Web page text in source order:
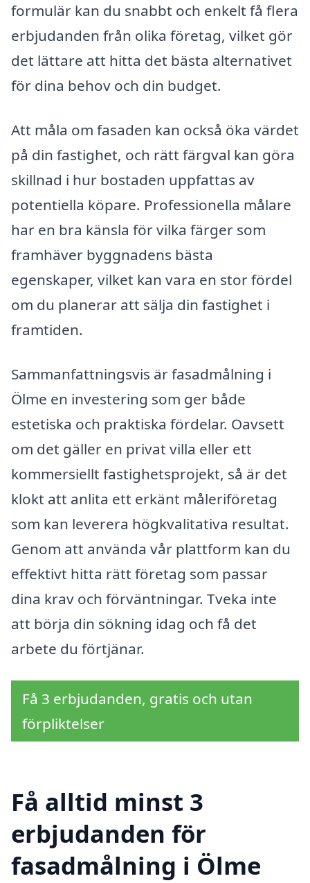
formulär kan du snabbt och enkelt få flera
erbjudanden från olika företag, vilket gör
det lättare att hitta det bästa alternativet
för dina behov och din budget.
Att måla om fasaden kan också öka värdet
på din fastighet, och rätt färgval kan göra
skillnad i hur bostaden uppfattas av
potentiella köpare. Professionella målare
har en bra känsla för vilka färger som
framhäver byggnadens bästa
egenskaper, vilket kan vara en stor fördel
om du planerar att sälja din fastighet i
framtiden.
Sammanfattningsvis är fasadmålning i
Ölme en investering som ger både
estetiska och praktiska fördelar. Oavsett
om det gäller en privat villa eller ett
kommersiellt fastighetsprojekt, så är det
klokt att anlita ett erkänt måleriföretag
som kan leverera högkvalitativa resultat.
Genom att använda vår plattform kan du
effektivt hitta rätt företag som passar
dina krav och förväntningar. Tveka inte
att börja din sökning idag och få det
arbete du förtjänar.
Få 3 erbjudanden, gratis och utan
förpliktelser
Få alltid minst 3
erbjudanden för
fasadmålning i Ölme